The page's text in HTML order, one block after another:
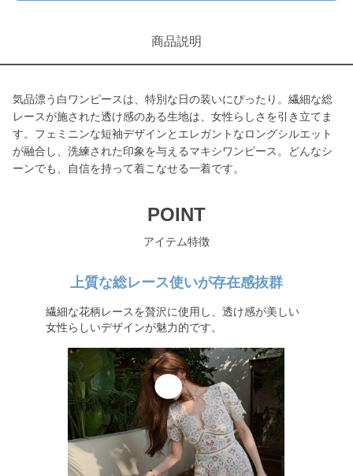
商品説明
気品漂う白ワンピースは、特別な日の装いにぴったり。繊細な総
レースが施された透け感のある生地は、女性らしさを引き立てま
す。フェミニンな短袖デザインとエレガントなロングシルエット
が融合し、洗練された印象を与えるマキシワンピース。どんなシ
ーンでも、自信を持って着こなせる一着です。
POINT
アイテム特徴
上質な総レース使いが存在感抜群
繊細な花柄レースを贅沢に使用し、透け感が美しい
女性らしいデザインが魅力的です。